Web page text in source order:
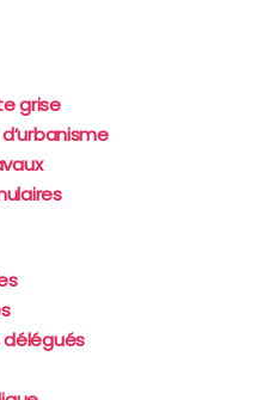
grise